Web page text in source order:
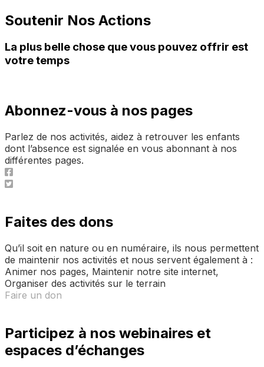
Soutenir Nos Actions
La plus belle chose que vous pouvez offrir est
votre temps
Abonnez-vous à nos pages
Parlez de nos activités, aidez à retrouver les enfants
dont l’absence est signalée en vous abonnant à nos
différentes pages.
Faites des dons
Qu’il soit en nature ou en numéraire, ils nous permettent
de maintenir nos activités et nous servent également à :
Animer nos pages, Maintenir notre site internet,
Organiser des activités sur le terrain
Faire un don
Participez à nos webinaires et
espaces d’échanges